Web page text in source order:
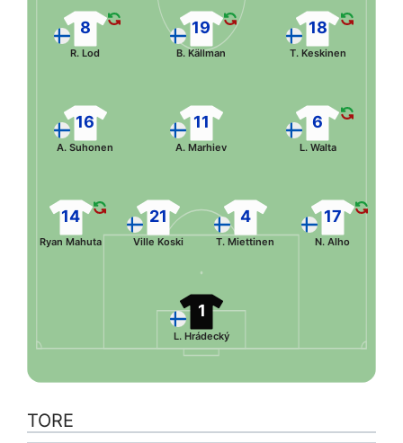
1
L. Hrádecký
14
Ryan Mahuta
21
Ville Koski
4
T. Miettinen
17
N. Alho
16
A. Suhonen
11
A. Marhiev
6
L. Walta
8
R. Lod
19
B. Källman
18
T. Keskinen
TORE